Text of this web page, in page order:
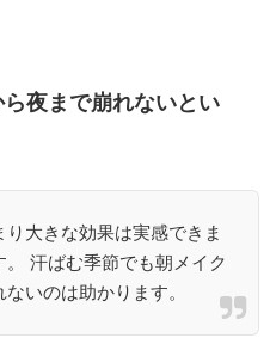
夜まで崩れないとい
大きな効果は実感できま
汗ばむ季節でも朝メイク
いのは助かります。